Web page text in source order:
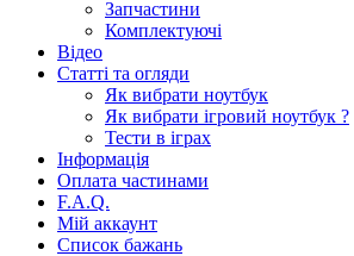
Запчастини
Комплектуючі
Відео
Статті та огляди
Як вибрати ноутбук
Як вибрати ігровий ноутбук ?
Тести в іграх
Інформація
Оплата частинами
F.A.Q.
Мій аккаунт
Список бажань